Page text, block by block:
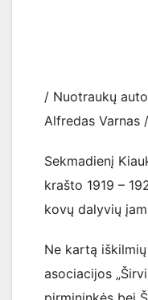
/ Nuotraukų
Alfredas Varnas /
Sekmadienį
krašto 1919 –
kovų dalyvių
Ne kartą
asociacijos